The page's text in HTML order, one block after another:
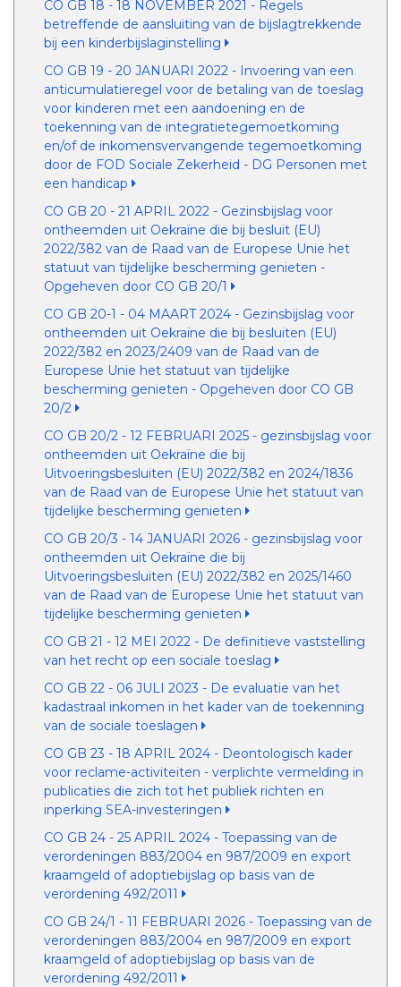
CO GB 18 - 18 NOVEMBER 2021 - Regels
betreffende de aansluiting van de bijslagtrekkende
bij een kinderbijslaginstelling
CO GB 19 - 20 JANUARI 2022 - Invoering van een
anticumulatieregel voor de betaling van de toeslag
voor kinderen met een aandoening en de
toekenning van de integratietegemoetkoming
en/of de inkomensvervangende tegemoetkoming
door de FOD Sociale Zekerheid - DG Personen met
een handicap
CO GB 20 - 21 APRIL 2022 - Gezinsbijslag voor
ontheemden uit Oekraïne die bij besluit (EU)
2022/382 van de Raad van de Europese Unie het
statuut van tijdelijke bescherming genieten -
Opgeheven door CO GB 20/1
CO GB 20-1 - 04 MAART 2024 - Gezinsbijslag voor
ontheemden uit Oekraïne die bij besluiten (EU)
2022/382 en 2023/2409 van de Raad van de
Europese Unie het statuut van tijdelijke
bescherming genieten - Opgeheven door CO GB
20/2
CO GB 20/2 - 12 FEBRUARI 2025 - gezinsbijslag voor
ontheemden uit Oekraïne die bij
Uitvoeringsbesluiten (EU) 2022/382 en 2024/1836
van de Raad van de Europese Unie het statuut van
tijdelijke bescherming genieten
CO GB 20/3 - 14 JANUARI 2026 - gezinsbijslag voor
ontheemden uit Oekraïne die bij
Uitvoeringsbesluiten (EU) 2022/382 en 2025/1460
van de Raad van de Europese Unie het statuut van
tijdelijke bescherming genieten
CO GB 21 - 12 MEI 2022 - De definitieve vaststelling
van het recht op een sociale toeslag
CO GB 22 - 06 JULI 2023 - De evaluatie van het
kadastraal inkomen in het kader van de toekenning
van de sociale toeslagen
CO GB 23 - 18 APRIL 2024 - Deontologisch kader
voor reclame-activiteiten - verplichte vermelding in
publicaties die zich tot het publiek richten en
inperking SEA-investeringen
CO GB 24 - 25 APRIL 2024 - Toepassing van de
verordeningen 883/2004 en 987/2009 en export
kraamgeld of adoptiebijslag op basis van de
verordening 492/2011
CO GB 24/1 - 11 FEBRUARI 2026 - Toepassing van de
verordeningen 883/2004 en 987/2009 en export
kraamgeld of adoptiebijslag op basis van de
verordening 492/2011